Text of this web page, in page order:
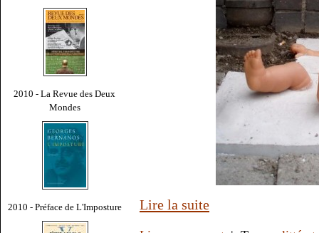
2010 - La Revue des Deux
Mondes
2010 - Préface de L'Imposture Lire la suite